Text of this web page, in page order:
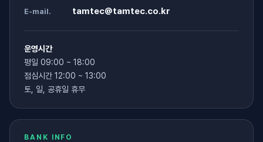
E-mail. tamtec@tamtec.co.kr
운영시간
평일 09:00 ~ 18:00
점심시간 12:00 ~ 13:00
토, 일, 공휴일 휴무
BANK INFO